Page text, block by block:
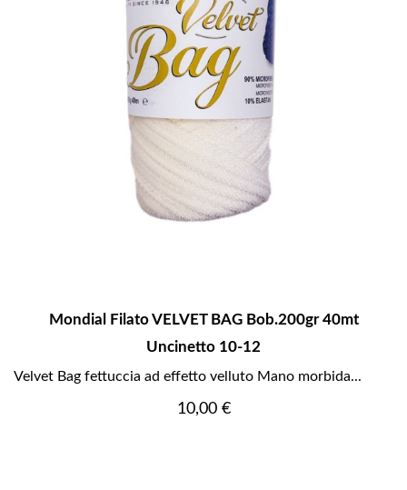
Mondial Filato VELVET BAG Bob.200gr 40mt
Uncinetto 10-12
Velvet Bag fettuccia ad effetto velluto Mano morbida...
Prezzo
10,00 €